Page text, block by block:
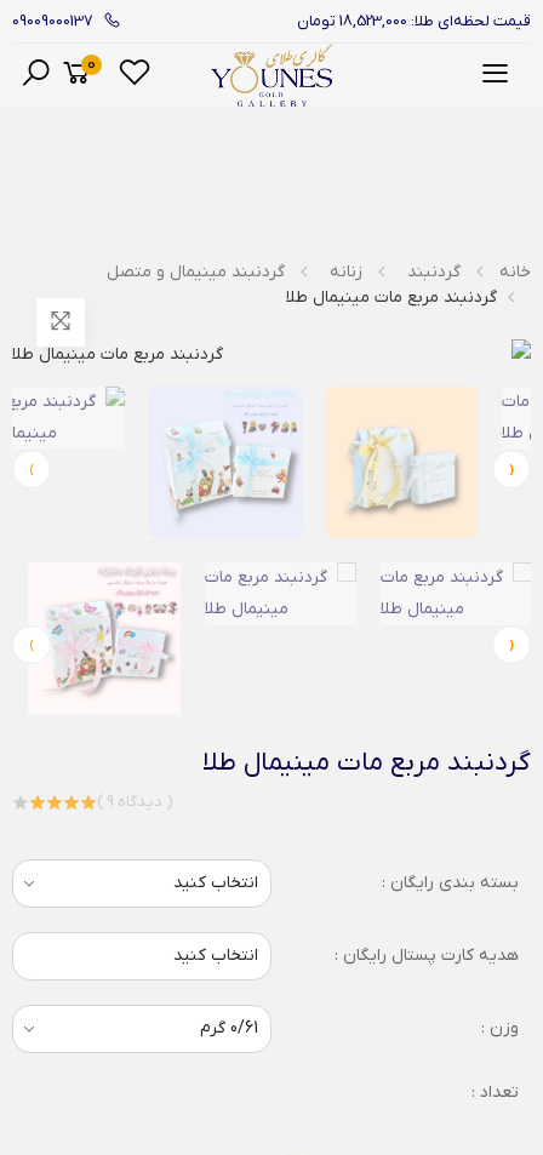
قیمت لحظه‌ای طلا: 18,523,000 تومان 09009000137
0
خانه گردنبند زنانه
گردنبند مینیمال و متصل
گردنبند مربع مات مینیمال طلا
‹
›
‹
›
گردنبند مربع مات مینیمال طلا
( 9 دیدگاه )
بسته بندی رایگان :
هدیه کارت پستال رایگان : انتخاب کنید
وزن :
تعداد :